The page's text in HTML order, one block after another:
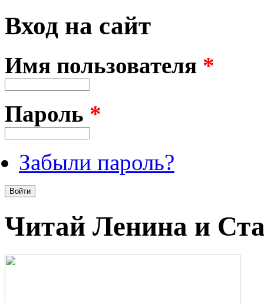
Вход на сайт
Имя пользователя *
Пароль *
Забыли пароль?
Читай Ленина и